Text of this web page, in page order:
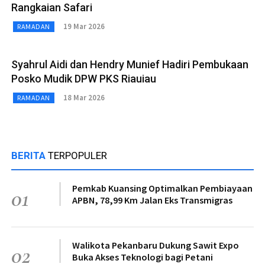
Rangkaian Safari
RAMADAN 19 Mar 2026
Syahrul Aidi dan Hendry Munief Hadiri Pembukaan
Posko Mudik DPW PKS Riauiau
RAMADAN 18 Mar 2026
BERITA TERPOPULER
01
Pemkab Kuansing Optimalkan Pembiayaan
APBN, 78,99 Km Jalan Eks Transmigras
02
Walikota Pekanbaru Dukung Sawit Expo
Buka Akses Teknologi bagi Petani